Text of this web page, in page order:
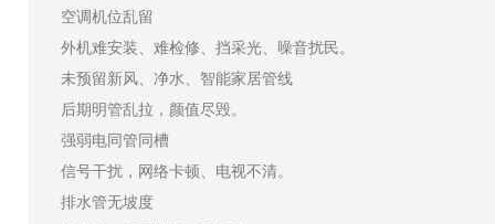
空调机位乱留
外机难安装、难检修、挡采光、噪音扰民。
未预留新风、净水、智能家居管线
后期明管乱拉，颜值尽毁。
强弱电同管同槽
信号干扰，网络卡顿、电视不清。
排水管无坡度